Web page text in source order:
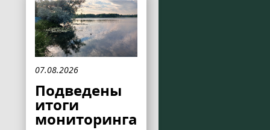
07.08.2026
Подведены
итоги
мониторинга